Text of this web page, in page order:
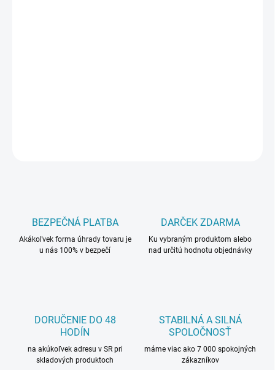
BEZPEČNÁ PLATBA
Akákoľvek forma úhrady tovaru je
u nás 100% v bezpečí
DARČEK ZDARMA
Ku vybraným produktom alebo
nad určitú hodnotu objednávky
DORUČENIE DO 48
HODÍN
na akúkoľvek adresu v SR pri
skladových produktoch
STABILNÁ A SILNÁ
SPOLOČNOSŤ
máme viac ako 7 000 spokojných
zákazníkov